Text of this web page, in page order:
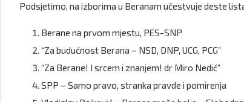
Podsjetimo, na izborima u Beranam učestvuje deste
Berane na prvom mjestu, PES-SNP
“Za budućnost Berana – NSD, DNP, UCG, PCG”
“Za Berane! I srcem i znanjem! dr Miro Nedić”
SPP – Samo pravo, stranka pravde i pomirenja